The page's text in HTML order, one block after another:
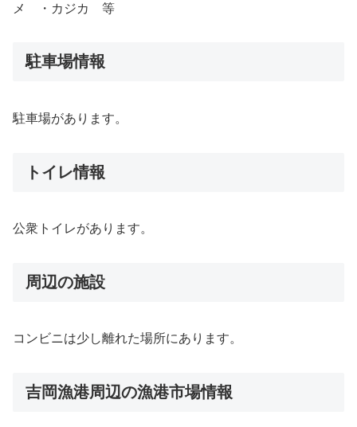
メ ・カジカ 等
駐車場情報
駐車場があります。
トイレ情報
公衆トイレがあります。
周辺の施設
コンビニは少し離れた場所にあります。
吉岡漁港周辺の漁港市場情報